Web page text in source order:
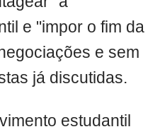
e "impor o fim da
e sem
já discutidas.
estudantil